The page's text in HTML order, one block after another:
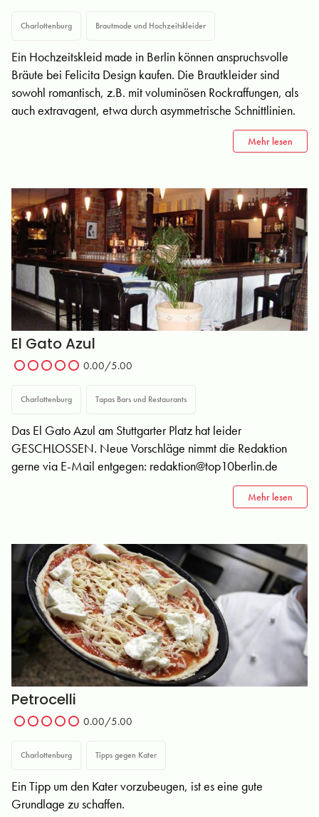
Charlottenburg Brautmode und Hochzeitskleider
Ein Hochzeitskleid made in Berlin können anspruchsvolle
Bräute bei Felicita Design kaufen. Die Brautkleider sind
sowohl romantisch, z.B. mit voluminösen Rockraffungen, als
auch extravagent, etwa durch asymmetrische Schnittlinien.
Mehr lesen
El Gato Azul
0.00/5.00
Charlottenburg Tapas Bars und Restaurants
Das El Gato Azul am Stuttgarter Platz hat leider
GESCHLOSSEN. Neue Vorschläge nimmt die Redaktion
gerne via E-Mail entgegen: redaktion@top10berlin.de
Mehr lesen
Petrocelli
0.00/5.00
Charlottenburg Tipps gegen Kater
Ein Tipp um den Kater vorzubeugen, ist es eine gute
Grundlage zu schaffen.